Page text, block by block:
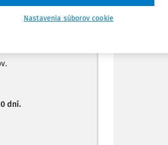
dní.
Nastavenia súborov cookie